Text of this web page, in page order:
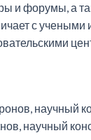
и форумы, а
с учеными
научный